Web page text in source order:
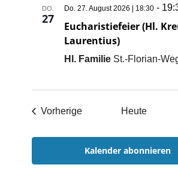
DO.
27
Do. 27. August 2026 | 18:30 -
Eucharistiefeier (Hl.
Laurentius)
Hl. Familie St.-Florian-
VorherigeVeranstaltungen
Heute
Kalender abonnieren